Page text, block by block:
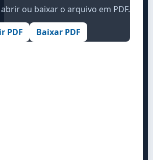
ou baixar o arquivo em PDF.
PDF Baixar PDF